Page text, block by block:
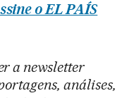
o EL PAÍS
a newsletter
análises,